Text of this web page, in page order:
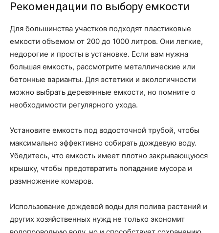
Рекомендации по выбору емкости
Для большинства участков подходят пластиковые
емкости объемом от 200 до 1000 литров. Они легкие,
недорогие и просты в установке. Если вам нужна
большая емкость, рассмотрите металлические или
бетонные варианты. Для эстетики и экологичности
можно выбрать деревянные емкости, но помните о
необходимости регулярного ухода.
Установите емкость под водосточной трубой, чтобы
максимально эффективно собирать дождевую воду.
Убедитесь, что емкость имеет плотно закрывающуюся
крышку, чтобы предотвратить попадание мусора и
размножение комаров.
Использование дождевой воды для полива растений и
других хозяйственных нужд не только экономит